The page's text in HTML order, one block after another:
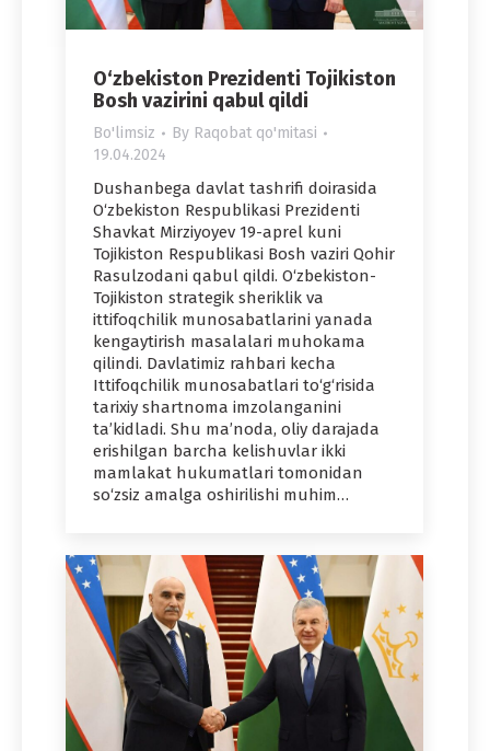
O‘zbekiston Prezidenti Tojikiston
Bosh vazirini qabul qildi
Bo'limsiz By Raqobat qo'mitasi
19.04.2024
Dushanbega davlat tashrifi doirasida
O‘zbekiston Respublikasi Prezidenti
Shavkat Mirziyoyev 19-aprel kuni
Tojikiston Respublikasi Bosh vaziri Qohir
Rasulzodani qabul qildi. O‘zbekiston-
Tojikiston strategik sheriklik va
ittifoqchilik munosabatlarini yanada
kengaytirish masalalari muhokama
qilindi. Davlatimiz rahbari kecha
Ittifoqchilik munosabatlari to‘g‘risida
tarixiy shartnoma imzolanganini
ta’kidladi. Shu ma’noda, oliy darajada
erishilgan barcha kelishuvlar ikki
mamlakat hukumatlari tomonidan
so‘zsiz amalga oshirilishi muhim…